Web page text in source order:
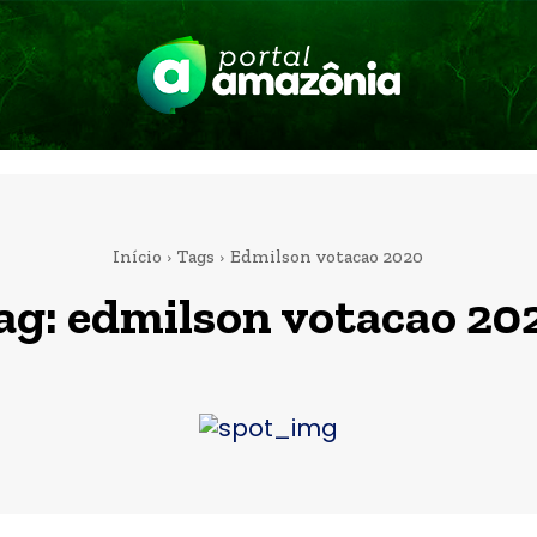
Início Tags Edmilson votacao 2020
edmilson votacao